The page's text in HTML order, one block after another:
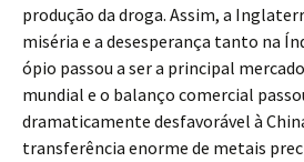
produção da droga. Assim, a
miséria e a desesperança tanto na
ópio passou a ser a principal
mundial e o balanço comercial
dramaticamente desfavorável à
transferência enorme de metais